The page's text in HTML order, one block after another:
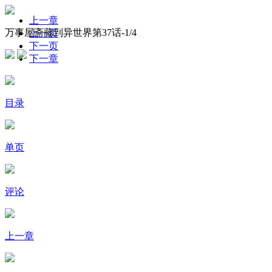
万事屋斋藤到异世界第37话-1/4
上一章
上一页
下一页
下一章
目录
单页
评论
上一章